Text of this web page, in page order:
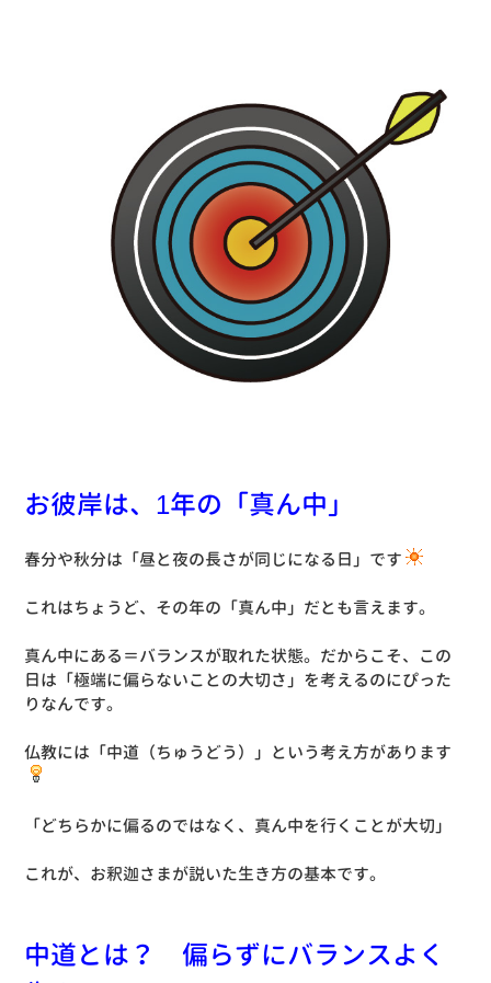
お彼岸は、1年の「真ん中」
春分や秋分は「昼と夜の長さが同じになる日」です
これはちょうど、その年の「真ん中」だとも言えます。
真ん中にある＝バランスが取れた状態。だからこそ、この
日は「極端に偏らないことの大切さ」を考えるのにぴった
りなんです。
仏教には「中道（ちゅうどう）」という考え方があります
「どちらかに偏るのではなく、真ん中を行くことが大切」
これが、お釈迦さまが説いた生き方の基本です。
中道とは？ 偏らずにバランスよく